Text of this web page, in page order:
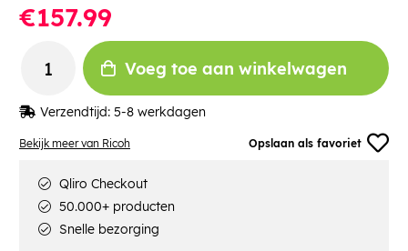
Bekijk meer van Ricoh Opslaan als favoriet
€157.99
Voeg toe aan winkelwagen
Verzendtijd: 5-8 werkdagen
Qliro Checkout
50.000+ producten
Snelle bezorging